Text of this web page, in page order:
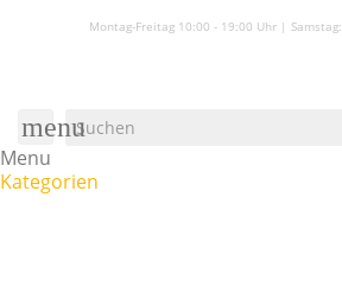
Montag-Freitag 10:00 - 19:00 Uhr | Samstag:
menu
Menu
Kategorien